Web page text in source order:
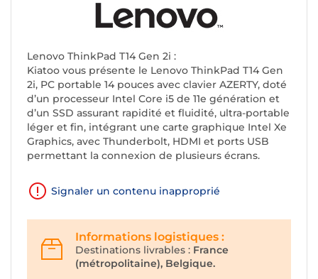
Lenovo ThinkPad T14 Gen 2i :
Kiatoo vous présente le Lenovo ThinkPad T14 Gen
2i, PC portable 14 pouces avec clavier AZERTY, doté
d’un processeur Intel Core i5 de 11e génération et
d’un SSD assurant rapidité et fluidité, ultra-portable
léger et fin, intégrant une carte graphique Intel Xe
Graphics, avec Thunderbolt, HDMI et ports USB
permettant la connexion de plusieurs écrans.
Signaler un contenu inapproprié
Informations logistiques :
Destinations livrables : France
(métropolitaine), Belgique.